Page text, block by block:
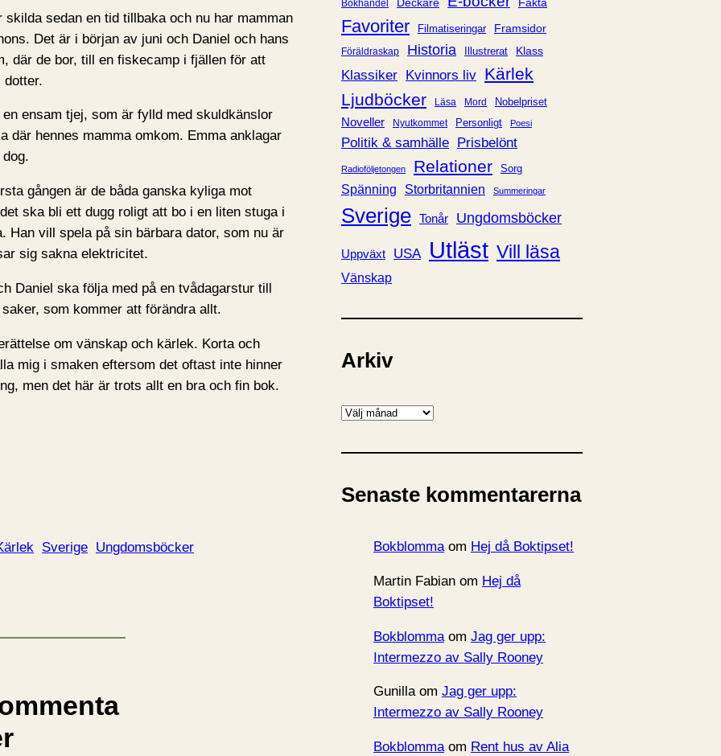
skilda sedan en tid tillbaka och nu har mamman
Det är i början av juni och Daniel och hans
där de bor, till en fiskecamp i fjällen för att
dotter.
ensam tjej, som är fylld med skuldkänslor
där hennes mamma omkom. Emma anklagar
gången är de båda ganska kyliga mot
ska bli ett dugg roligt att bo i en liten stuga i
Han vill spela på sin bärbara dator, som nu är
sig sakna elektricitet.
Daniel ska följa med på en tvådagarstur till
som kommer att förändra allt.
om vänskap och kärlek. Korta och
mig i smaken eftersom det oftast inte hinner
men det här är trots allt en bra och fin bok.
Sverige Ungdomsböcker
e
r
Bokhandel
Favoriter Filmatiseringar Framsidor
Föräldraskap Historia Illustrerat Klass
Klassiker Kvinnors liv Kärlek
Ljudböcker
Läsa Mord Nobelpriset
Noveller Nyutkommet Personligt Poesi
Politik & samhälle Prisbelönt
Radioföljetongen Relationer Sorg
Spänning Storbritannien Summeringar
Sverige Tonår Ungdomsböcker
Uppväxt USA Utläst Vill läsa
Vänskap
Arkiv
A
k
v
Senaste kommentarerna
Bokblommaom Hej då Boktipset!
Martin Fabian om Hej då
Boktipset!
Bokblomma om Jag ger upp:
Intermezzo av Sally Rooney
Gunillaom Jag ger upp:
Intermezzo av Sally Rooney
Bokblommaom Rent hus av Alia